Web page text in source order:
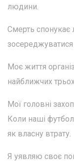
людини.
Смерть спонукає
Моє життя
найближчих
Мої головні
Коли наші
як власну втрату.
Я уявляю своє